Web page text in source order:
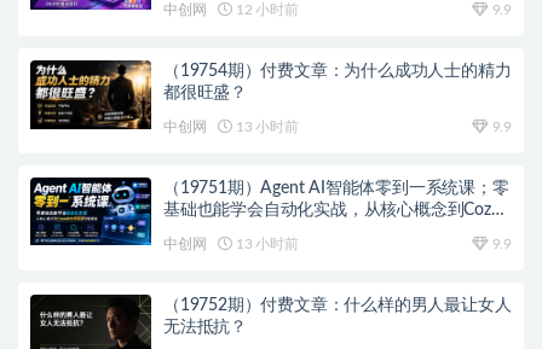
中创网 12 小时前 9.9
（19754期）付费文章：为什么成功人士的精力
都很旺盛？
中创网 13 小时前 9.9
（19751期）Agent AI智能体零到一系统课；零
基础也能学会自动化实战，从核心概念到Coze
中创网 13 小时前 9.9
（19752期）付费文章：什么样的男人最让女人
无法抵抗？